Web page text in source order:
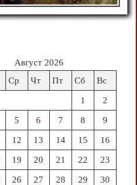
Август 2026
Ср Чт Пт Сб Вс
1 2
5 6 7 8 9
12 13 14 15 16
19 20 21 22 23
26 27 28 29 30